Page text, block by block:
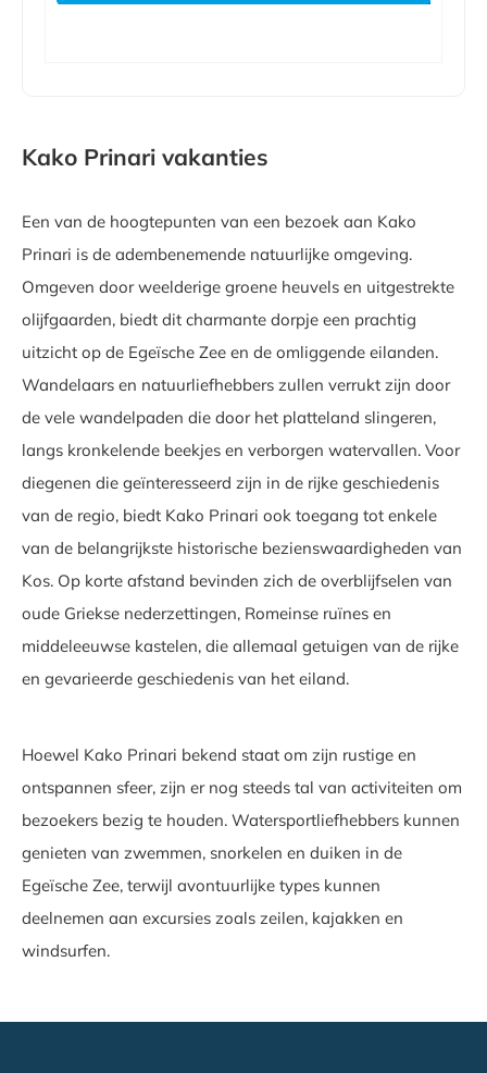
Kako Prinari vakanties
Een van de hoogtepunten van een bezoek aan Kako
Prinari is de adembenemende natuurlijke omgeving.
Omgeven door weelderige groene heuvels en uitgestrekte
olijfgaarden, biedt dit charmante dorpje een prachtig
uitzicht op de Egeïsche Zee en de omliggende eilanden.
Wandelaars en natuurliefhebbers zullen verrukt zijn door
de vele wandelpaden die door het platteland slingeren,
langs kronkelende beekjes en verborgen watervallen. Voor
diegenen die geïnteresseerd zijn in de rijke geschiedenis
van de regio, biedt Kako Prinari ook toegang tot enkele
van de belangrijkste historische bezienswaardigheden van
Kos. Op korte afstand bevinden zich de overblijfselen van
oude Griekse nederzettingen, Romeinse ruïnes en
middeleeuwse kastelen, die allemaal getuigen van de rijke
en gevarieerde geschiedenis van het eiland.
Hoewel Kako Prinari bekend staat om zijn rustige en
ontspannen sfeer, zijn er nog steeds tal van activiteiten om
bezoekers bezig te houden. Watersportliefhebbers kunnen
genieten van zwemmen, snorkelen en duiken in de
Egeïsche Zee, terwijl avontuurlijke types kunnen
deelnemen aan excursies zoals zeilen, kajakken en
windsurfen.